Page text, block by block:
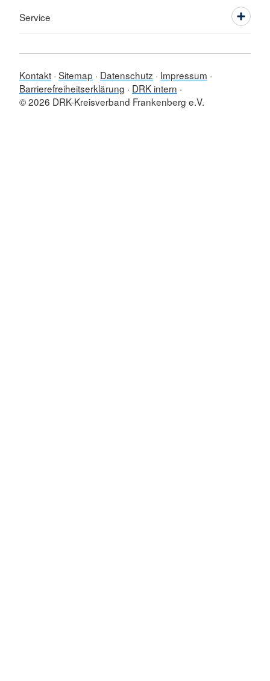
Service
Kontakt Sitemap Datenschutz
Impressum
Barrierefreiheitserklärung
DRK intern
© 2026 DRK-Kreisverband Frankenberg e.V.